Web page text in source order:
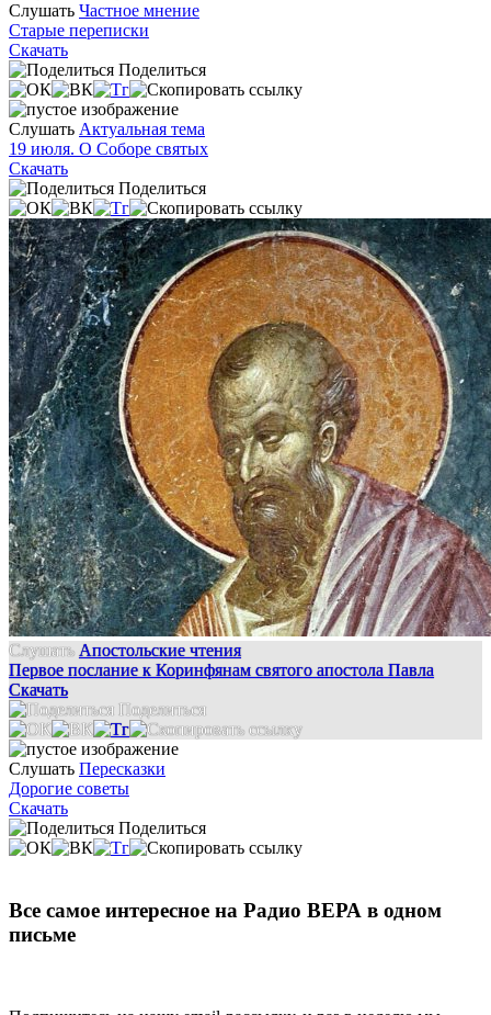
Слушать Частное мнение
Старые переписки
Скачать
Поделиться
Слушать Актуальная тема
19 июля. О Соборе святых
Скачать
Поделиться
Слушать Апостольские чтения
Первое послание к Коринфянам святого апостола Павла
Скачать
Поделиться
Слушать Пересказки
Дорогие советы
Скачать
Поделиться
Все самое интересное на Радио ВЕРА в одном
письме